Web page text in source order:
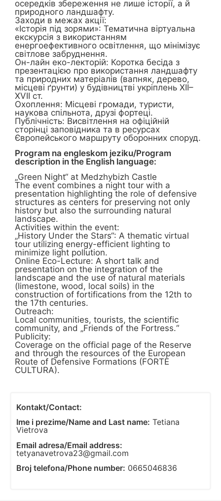
осередків збереження не лише історії, а й
природного ландшафту.
Заходи в межах акції:
«Історія під зорями»: Тематична віртуальна
екскурсія з використанням
енергоефективного освітлення, що мінімізує
світлове забруднення.
Он-лайн еко-лекторій: Коротка бесіда з
презентацією про використання ландшафту
та природних матеріалів (вапняк, дерево,
місцеві ґрунти) у будівництві укріплень XIІ–
XVII ст.
Охоплення: Місцеві громади, туристи,
наукова спільнота, друзі фортеці.
Публічність: Висвітлення на офіційній
сторінці заповідника та в ресурсах
Європейського маршруту оборонних споруд.
Program na engleskom jeziku/Program
description in the English language:
„Green Night“ at Medzhybizh Castle
The event combines a night tour with a
presentation highlighting the role of defensive
structures as centers for preserving not only
history but also the surrounding natural
landscape.
Activities within the event:
„History Under the Stars“: A thematic virtual
tour utilizing energy-efficient lighting to
minimize light pollution.
Online Eco-Lecture: A short talk and
presentation on the integration of the
landscape and the use of natural materials
(limestone, wood, local soils) in the
construction of fortifications from the 12th to
the 17th centuries.
Outreach:
Local communities, tourists, the scientific
community, and „Friends of the Fortress.“
Publicity:
Coverage on the official page of the Reserve
and through the resources of the European
Route of Defensive Formations (FORTE
CULTURA).
Kontakt/Contact:
Ime i prezime/Name and Last name: Tetiana
Vietrova
Email adresa/Email address:
tetyanavetrova23@gmail.com
Broj telefona/Phone number: 0665046836